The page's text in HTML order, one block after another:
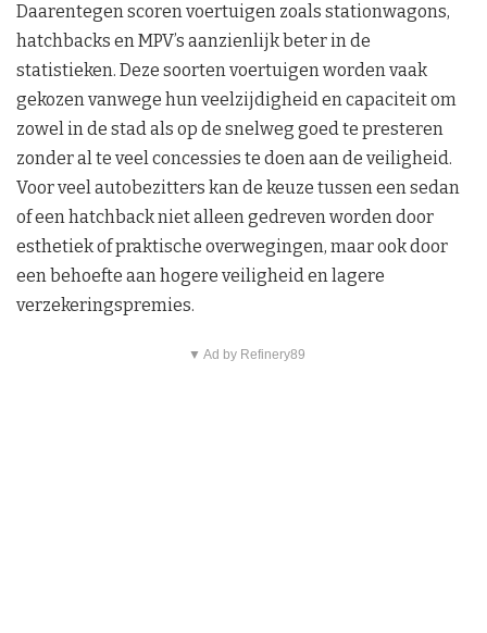
Daarentegen scoren voertuigen zoals stationwagons,
hatchbacks en MPV’s aanzienlijk beter in de
statistieken. Deze soorten voertuigen worden vaak
gekozen vanwege hun veelzijdigheid en capaciteit om
zowel in de stad als op de snelweg goed te presteren
zonder al te veel concessies te doen aan de veiligheid.
Voor veel autobezitters kan de keuze tussen een sedan
of een hatchback niet alleen gedreven worden door
esthetiek of praktische overwegingen, maar ook door
een behoefte aan hogere veiligheid en lagere
verzekeringspremies.
▼ Ad by Refinery89